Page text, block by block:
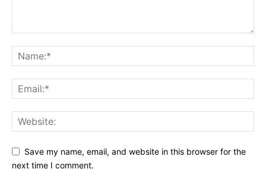
Save my name, email, and website in this browser for the
next time I comment.